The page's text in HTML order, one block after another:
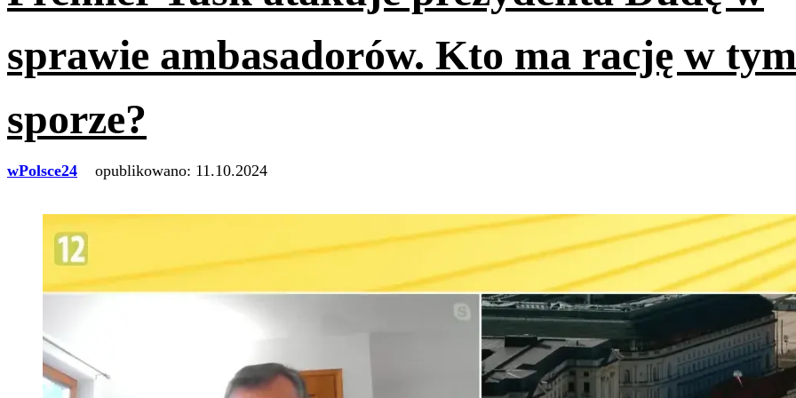
sprawie ambasadorów. Kto ma rację w tym
sporze?
wPolsce24 opublikowano: 11.10.2024